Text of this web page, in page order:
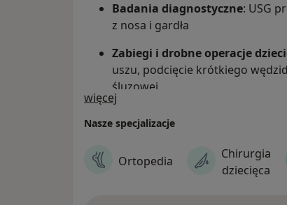
Badania diagnostyczne: USG
z nosa i gardła
Zabiegi i drobne operacje
uszu, podcięcie krótkiego
śluzowej
wyników RTG, USG, MRI, TK
Konsultacje specjalistyczne:
alergologia, diabetologia
więcej
Nasze specjalizacje
Ortopedia
Chirurgia
dziecięca